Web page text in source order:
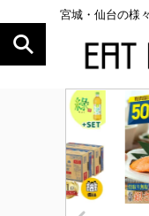
宮城・仙台の様